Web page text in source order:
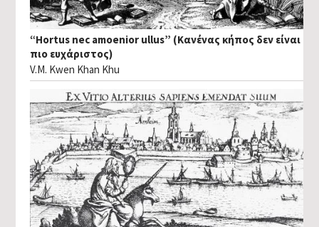
“Hortus nec amoenior ullus” (Κανένας κήπος δεν είναι
πιο ευχάριστος)
V.M. Kwen Khan Khu